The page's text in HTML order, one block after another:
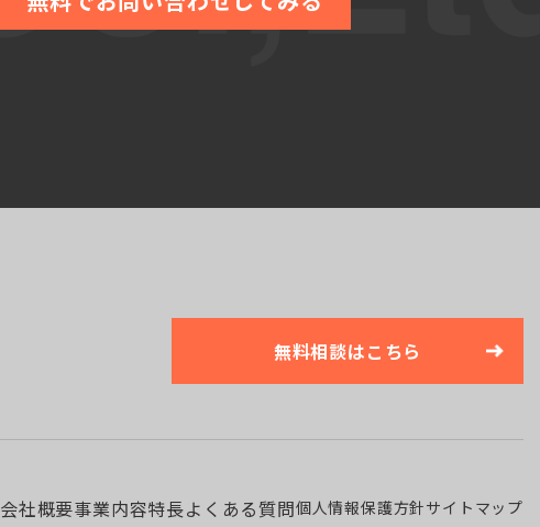
無料相談はこちら
会社概要事業内容特長よくある質問個人情報保護方針サイトマップ